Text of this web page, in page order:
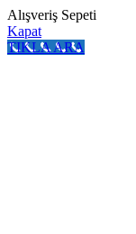
Alışveriş Sepeti
Kapat
TIKLA ARA